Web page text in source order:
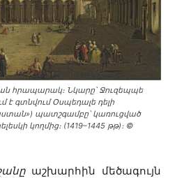
հրապարակ։ Նկարը՝ Ջուզեպպե
է գտնվում Օսպեդալե դելի
պատշգամբը՝ կառուցված
կողմից։ (1419–1445 թթ)։ ©
աշխարհին մեծագույն